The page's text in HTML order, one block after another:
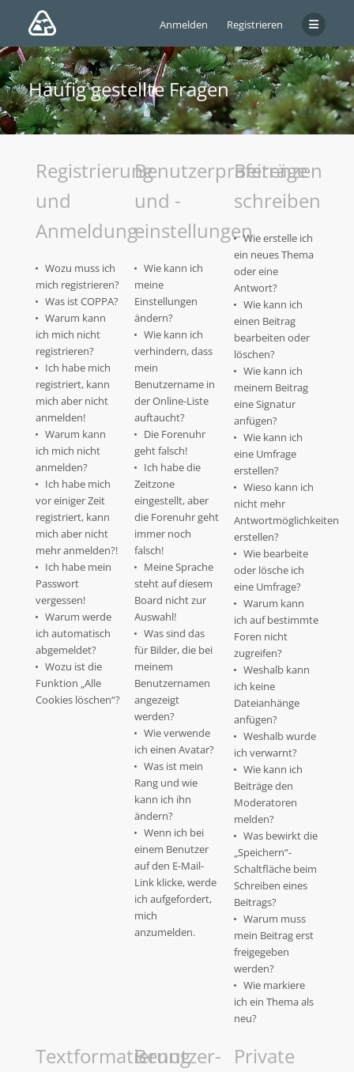
Anmelden Registrieren
Häufig gestellte Fragen
Registrierung
und
Anmeldung
Wozu muss ich
mich registrieren?
Was ist COPPA?
Warum kann
ich mich nicht
registrieren?
Ich habe mich
registriert, kann
mich aber nicht
anmelden!
Warum kann
ich mich nicht
anmelden?
Ich habe mich
vor einiger Zeit
registriert, kann
mich aber nicht
mehr anmelden?!
Ich habe mein
Passwort
vergessen!
Warum werde
ich automatisch
abgemeldet?
Wozu ist die
Funktion „Alle
Cookies löschen“?
Benutzerpräferenzen
und -
einstellungen
Wie kann ich
meine
Einstellungen
ändern?
Wie kann ich
verhindern, dass
mein
Benutzername in
der Online-Liste
auftaucht?
Die Forenuhr
geht falsch!
Ich habe die
Zeitzone
eingestellt, aber
die Forenuhr geht
immer noch
falsch!
Meine Sprache
steht auf diesem
Board nicht zur
Auswahl!
Was sind das
für Bilder, die bei
meinem
Benutzernamen
angezeigt
werden?
Wie verwende
ich einen Avatar?
Was ist mein
Rang und wie
kann ich ihn
ändern?
Wenn ich bei
einem Benutzer
auf den E-Mail-
Link klicke, werde
ich aufgefordert,
mich
anzumelden.
Beiträge
schreiben
Wie erstelle ich
ein neues Thema
oder eine
Antwort?
Wie kann ich
einen Beitrag
bearbeiten oder
löschen?
Wie kann ich
meinem Beitrag
eine Signatur
anfügen?
Wie kann ich
eine Umfrage
erstellen?
Wieso kann ich
nicht mehr
Antwortmöglichkeiten
erstellen?
Wie bearbeite
oder lösche ich
eine Umfrage?
Warum kann
ich auf bestimmte
Foren nicht
zugreifen?
Weshalb kann
ich keine
Dateianhänge
anfügen?
Weshalb wurde
ich verwarnt?
Wie kann ich
Beiträge den
Moderatoren
melden?
Was bewirkt die
„Speichern“-
Schaltfläche beim
Schreiben eines
Beitrags?
Warum muss
mein Beitrag erst
freigegeben
werden?
Wie markiere
ich ein Thema als
neu?
Textformatierung
Benutzer- Private